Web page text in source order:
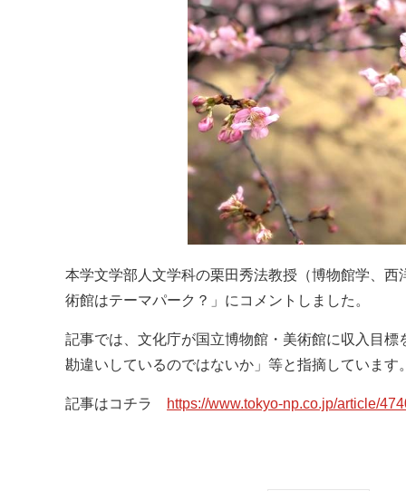
本学文学部人文学科の栗田秀法教授（博物館学、
術館はテーマパーク？」にコメントしました。
記事では、文化庁が国立博物館・美術館に収入目
勘違いしているのではないか」等と指摘しています
記事はコチラ https://www.tokyo-np.co.jp/article/